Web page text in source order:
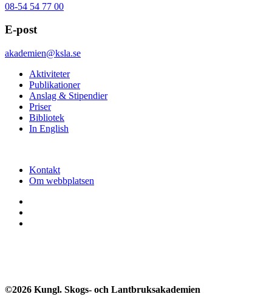
08-54 54 77 00
E-post
akademien@ksla.se
Aktiviteter
Publikationer
Anslag & Stipendier
Priser
Bibliotek
In English
Kontakt
Om webbplatsen
©2026 Kungl. Skogs- och Lantbruksakademien